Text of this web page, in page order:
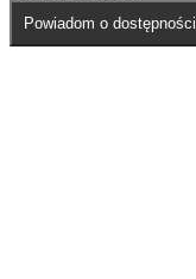
Powiadom o dostępności